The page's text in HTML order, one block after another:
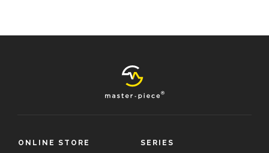
ONLINE STORE SERIES